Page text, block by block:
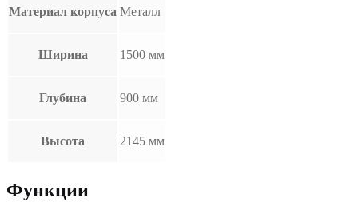
Материал корпуса Металл
Ширина 1500 мм
Глубина 900 мм
Высота 2145 мм
Функции